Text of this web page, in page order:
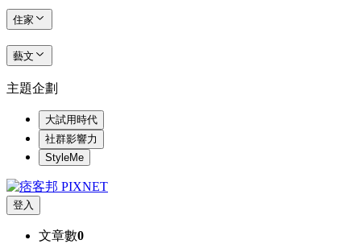
住家
藝文
主題企劃
大試用時代
社群影響力
StyleMe
登入
文章數0